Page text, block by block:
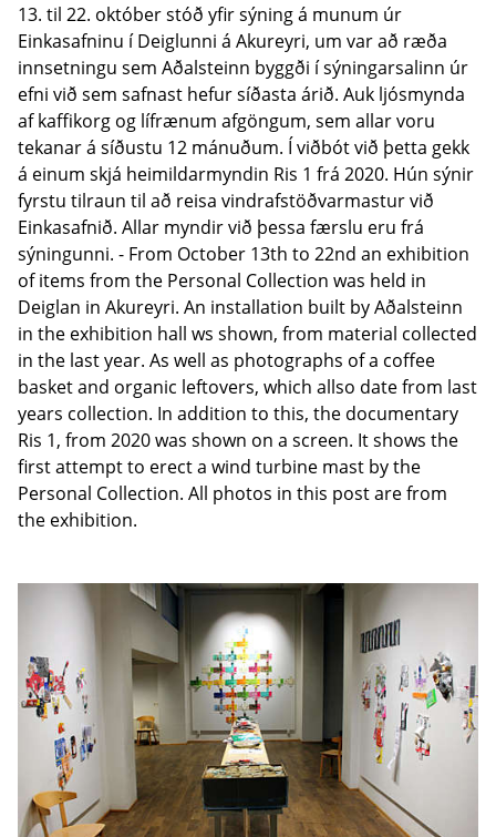
13. til 22. október stóð yfir sýning á munum úr
Einkasafninu í Deiglunni á Akureyri, um var að ræða
innsetningu sem Aðalsteinn byggði í sýningarsalinn úr
efni við sem safnast hefur síðasta árið. Auk ljósmynda
af kaffikorg og lífrænum afgöngum, sem allar voru
tekanar á síðustu 12 mánuðum. Í viðbót við þetta gekk
á einum skjá heimildarmyndin Ris 1 frá 2020. Hún sýnir
fyrstu tilraun til að reisa vindrafstöðvarmastur við
Einkasafnið. Allar myndir við þessa færslu eru frá
sýningunni. - From October 13th to 22nd an exhibition
of items from the Personal Collection was held in
Deiglan in Akureyri. An installation built by Aðalsteinn
in the exhibition hall ws shown, from material collected
in the last year. As well as photographs of a coffee
basket and organic leftovers, which allso date from last
years collection. In addition to this, the documentary
Ris 1, from 2020 was shown on a screen. It shows the
first attempt to erect a wind turbine mast by the
Personal Collection. All photos in this post are from
the exhibition.